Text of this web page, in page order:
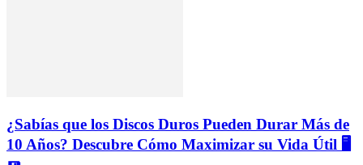
¿Sabías que los Discos Duros Pueden Durar Más de
10 Años? Descubre Cómo Maximizar su Vida Útil 🖥️